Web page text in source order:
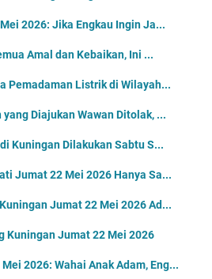
2026: Jika Engkau Ingin Ja...
Amal dan Kebaikan, Ini ...
Pemadaman Listrik di Wilayah...
Diajukan Wawan Ditolak, ...
Kuningan Dilakukan Sabtu S...
Jumat 22 Mei 2026 Hanya Sa...
Jumat 22 Mei 2026 Ad...
Kuningan Jumat 22 Mei 2026
2026: Wahai Anak Adam, Eng...